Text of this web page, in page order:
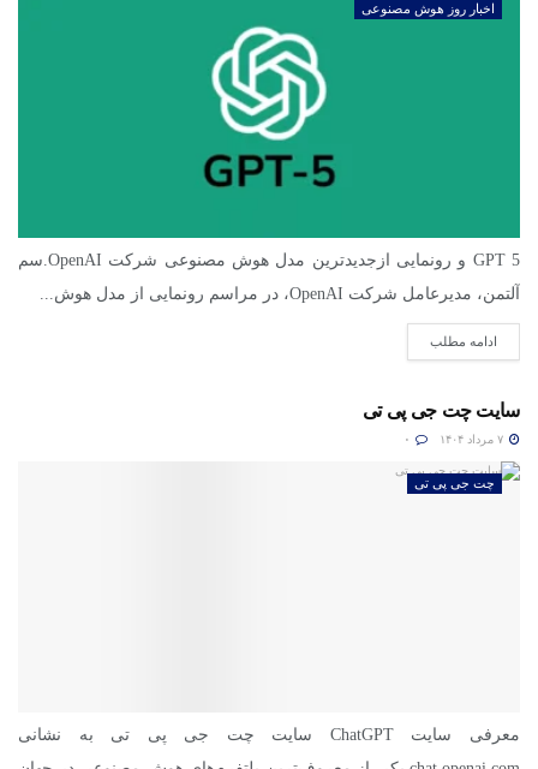
اخبار روز هوش مصنوعی
GPT 5 و رونمایی ازجدیدترین مدل هوش مصنوعی شرکت OpenAI.سم
آلتمن، مدیرعامل شرکت OpenAI، در مراسم رونمایی از مدل هوش...
ادامه مطلب
سایت چت جی پی تی
چت جی پی تی
معرفی سایت ChatGPT سایت چت جی پی تی به نشانی